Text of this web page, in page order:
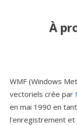
À
WMF (Windows
vectoriels crée par
en mai 1990 en
l'enregistrement et